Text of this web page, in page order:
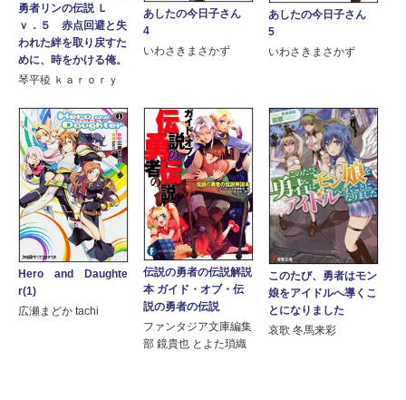
勇者リンの伝説 Ｌ
ｖ．５ 赤点回避と失
われた絆を取り戻すた
めに、時をかける俺。
琴平稜 ｋａｒｏｒｙ
あしたの今日子さん
4
いわさきまさかず
あしたの今日子さん
5
いわさきまさかず
Hero and Daughte
r(1)
広瀬まどか tachi
伝説の勇者の伝説解説
本 ガイド・オブ・伝
説の勇者の伝説
ファンタジア文庫編集
部 鏡貴也 とよた瑣織
このたび、勇者はモン
娘をアイドルへ導くこ
とになりました
哀歌 冬馬来彩